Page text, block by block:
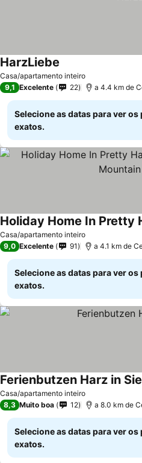
Casa/apartamento inteiro
HarzLiebe
9,1 Excelente 22 a 4.4 km de
Selecione as datas para ver os
exatos.
Casa/apartamento inteiro
9,0 Excelente 91 a 4.1 km de
Selecione as datas para ver os
exatos.
Casa/apartamento inteiro
Ferienbutzen Harz in
8,3 Muito boa 12 a 8.0 km de
Selecione as datas para ver os
exatos.